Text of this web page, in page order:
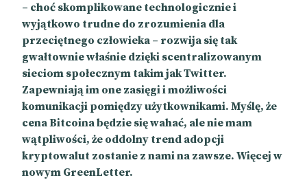
– choć skomplikowane technologicznie i
wyjątkowo trudne do zrozumienia dla
przeciętnego człowieka – rozwija się tak
gwałtownie właśnie dzięki scentralizowanym
sieciom społecznym takim jak Twitter.
Zapewniają im one zasięgi i możliwości
komunikacji pomiędzy użytkownikami. Myślę, że
cena Bitcoina będzie się wahać, ale nie mam
wątpliwości, że oddolny trend adopcji
kryptowalut zostanie z nami na zawsze. Więcej w
nowym GreenLetter.